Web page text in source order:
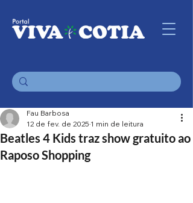
Beatles 4 Kids traz show gratuito ao
Raposo Shopping
Fau Barbosa
12 de fev. de 2025 1 min de leitura